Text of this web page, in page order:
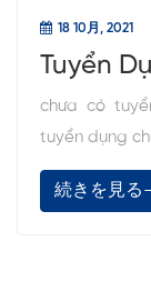
18 10月, 2021
Tuyển
chưa có
tuyển dụng
続きを見る